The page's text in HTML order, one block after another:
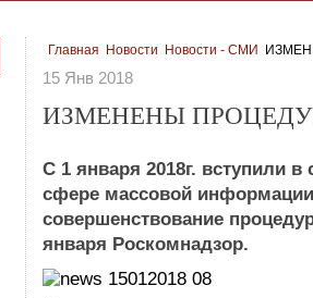
Главная Новости Новости - СМИ
15 Янв 2018
ИЗМЕНЕНЫ
С 1 января 2018г. вступили
сфере массовой
совершенствование
января Роскомнадзор.